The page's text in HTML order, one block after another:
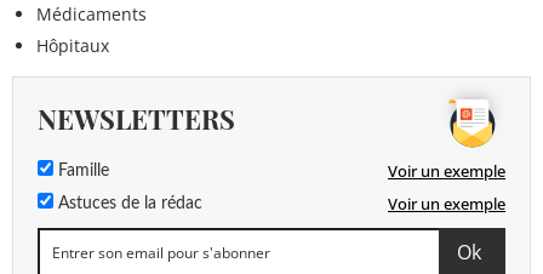
Médicaments
Hôpitaux
NEWSLETTERS
Famille Voir un exemple
Astuces de la rédac Voir un exemple